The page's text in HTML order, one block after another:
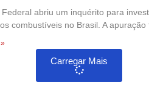
Federal abriu um inquérito para
combustíveis no Brasil. A
Carregar Mais